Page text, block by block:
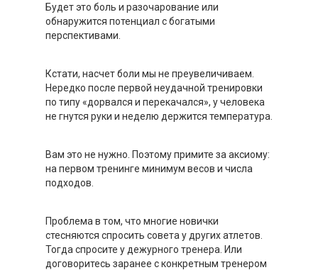
Будет это боль и разочарование или
обнаружится потенциал с богатыми
перспективами.
Кстати, насчет боли мы не преувеличиваем.
Нередко после первой неудачной тренировки
по типу «дорвался и перекачался», у человека
не гнутся руки и неделю держится температура.
Вам это не нужно. Поэтому примите за аксиому:
на первом тренинге минимум весов и числа
подходов.
Проблема в том, что многие новички
стесняются спросить совета у других атлетов.
Тогда спросите у дежурного тренера. Или
договоритесь заранее с конкретным тренером